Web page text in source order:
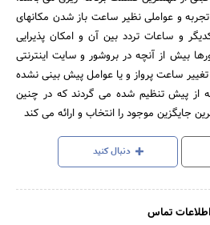
و عواملی نظیر ساعت باز شدن مکانهای
و ساعات تردد بین آن و امکان پذیرایی
بیش از آنچه در بروشور و سایت اینترنتی
ساعت پرواز و یا عوامل پیش بینی نشده
از پیش تنظیم شده می گردند که در چنین
جایگزین موجود را انتخاب و ارائه می کند
دنبال کنید
اطلاعات تماس